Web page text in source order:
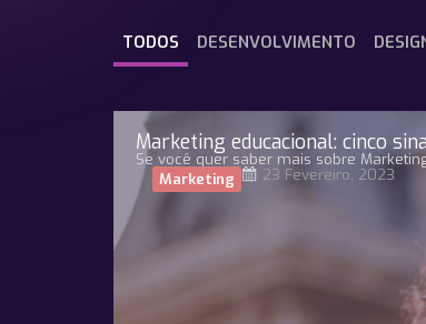
DESENVOLVIMENTO
TODOS
Marketing educacional: cinco
Se você quer saber mais sobre
Marketing
23 Fevereiro, 2023